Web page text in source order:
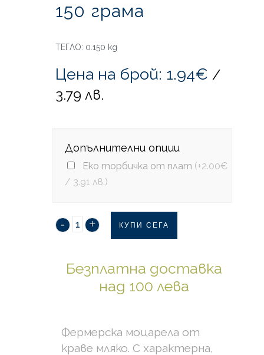
150 грама
ТЕГЛО: 0.150 kg
Цена на брой: 1.94€ /
3.79 лв.
Допълнителни опции
Еко торбичка от плат (+2.00€
/ 3.91 лв.)
КУПИ СЕГА
Безплатна доставка
над 100 лева
Фермерска моцарела от
краве мляко. С характерна,